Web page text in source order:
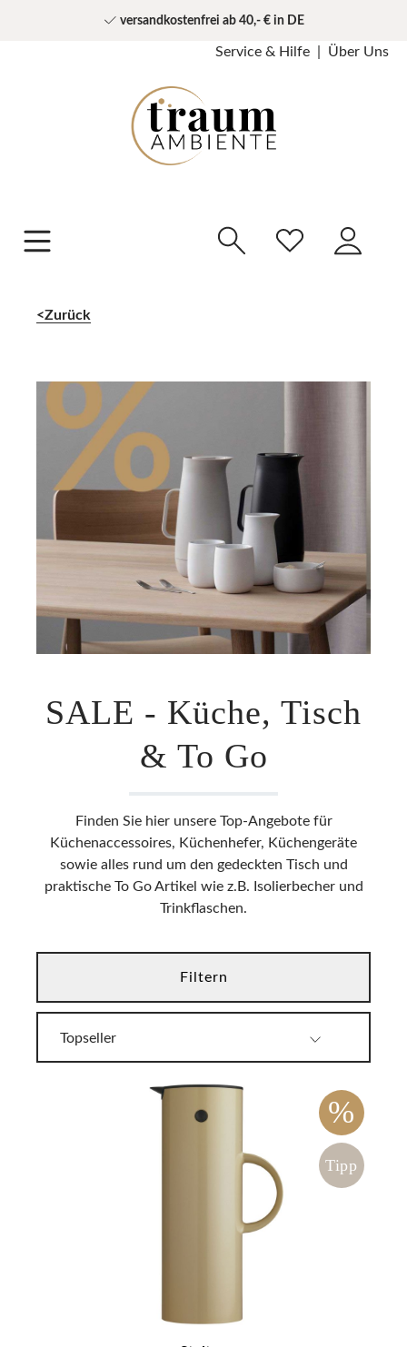
versandkostenfrei ab 40,- € in DE
Service & Hilfe Über Uns
Zurück
SALE - Küche, Tisch
& To Go
Finden Sie hier unsere Top-Angebote für
Küchenaccessoires, Küchenhefer, Küchengeräte
sowie alles rund um den gedeckten Tisch und
praktische To Go Artikel wie z.B. Isolierbecher und
Trinkflaschen.
Filtern
%
Tipp